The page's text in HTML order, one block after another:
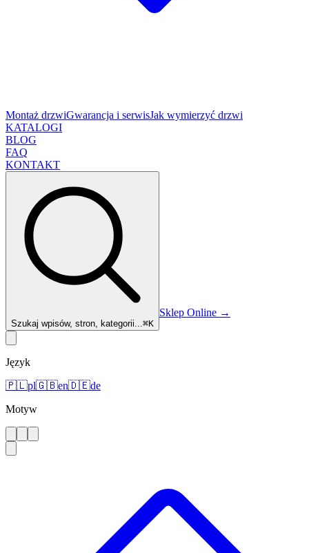
Montaż drzwiGwarancja i serwisJak wymierzyć drzwi
KATALOGI
BLOG
FAQ
KONTAKT
Szukaj wpisów, stron, kategorii...⌘K
Sklep Online →
Język
🇵🇱pl🇬🇧en🇩🇪de
Motyw